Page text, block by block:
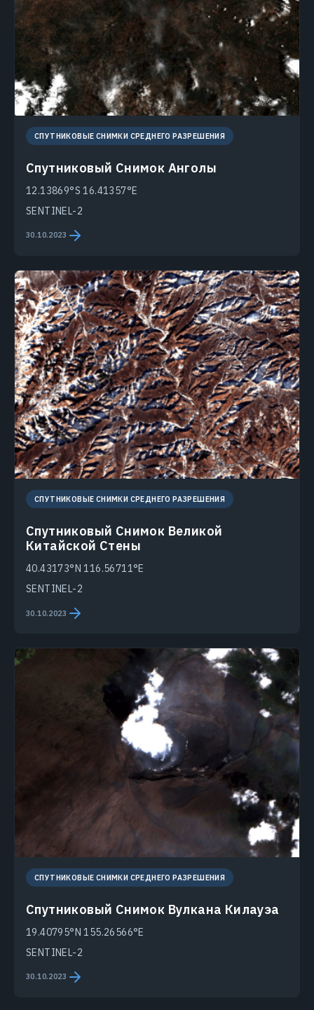
СПУТНИКОВЫЕ СНИМКИ СРЕДНЕГО РАЗРЕШЕНИЯ
Спутниковый Снимок Анголы
12.13869°S 16.41357°E
SENTINEL-2
30.10.2023
СПУТНИКОВЫЕ СНИМКИ СРЕДНЕГО РАЗРЕШЕНИЯ
Спутниковый Снимок Великой
Китайской Стены
40.43173°N 116.56711°E
SENTINEL-2
30.10.2023
СПУТНИКОВЫЕ СНИМКИ СРЕДНЕГО РАЗРЕШЕНИЯ
Спутниковый Снимок Вулкана Килауэа
19.40795°N 155.26566°E
SENTINEL-2
30.10.2023